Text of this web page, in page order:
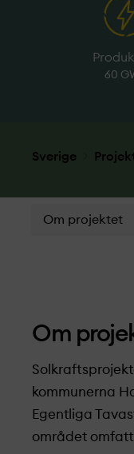
60
Sverige
Om projektet
Om
kommunerna
Egentliga
området